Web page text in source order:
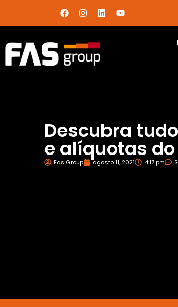
Descubra
e alíquotas do
Fas Group agosto 11, 2021 4:17 pm